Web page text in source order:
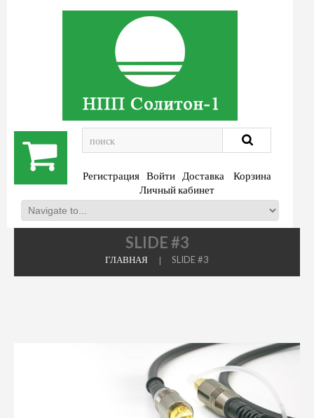
Регистрация Войти Доставка
Корзина
Личный кабинет
SLIDE #3
ГЛАВНАЯ SLIDE #3